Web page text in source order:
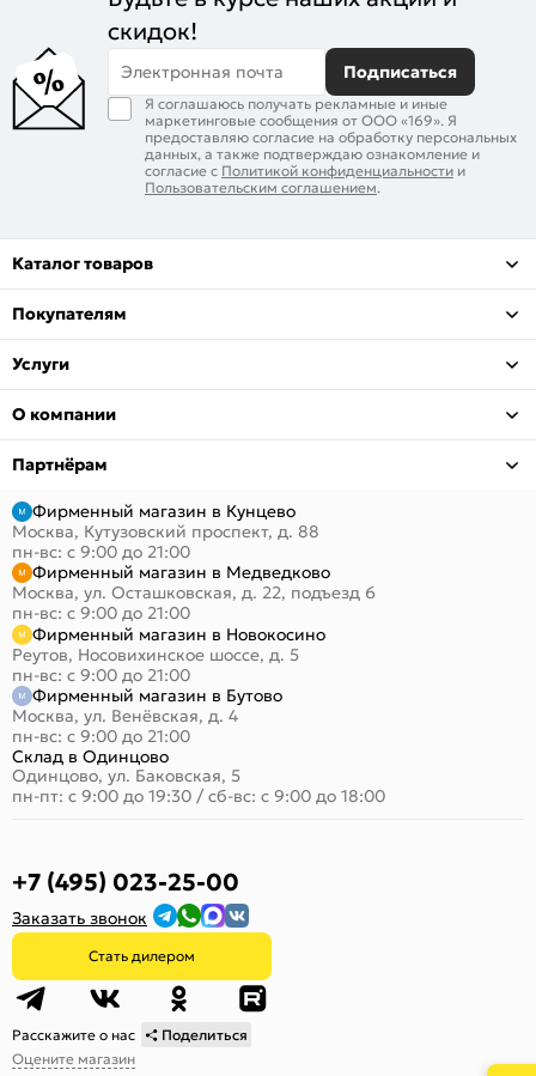
скидок!
Электронная почта Подписаться
Я соглашаюсь получать рекламные и иные
маркетинговые сообщения от ООО «169». Я
предоставляю согласие на обработку персональных
данных, а также подтверждаю ознакомление и
согласие с Политикой конфиденциальности и
Пользовательским соглашением.
Каталог товаров
Покупателям
Услуги
О компании
Партнёрам
Фирменный магазин в Кунцево
Москва, Кутузовский проспект, д. 88
пн-вс: с 9:00 до 21:00
Фирменный магазин в Медведково
Москва, ул. Осташковская, д. 22, подъезд 6
пн-вс: с 9:00 до 21:00
Фирменный магазин в Новокосино
Реутов, Носовихинское шоссе, д. 5
пн-вс: с 9:00 до 21:00
Фирменный магазин в Бутово
Москва, ул. Венёвская, д. 4
пн-вс: с 9:00 до 21:00
Склад в Одинцово
Одинцово, ул. Баковская, 5
пн-пт: с 9:00 до 19:30 / сб-вс: с 9:00 до 18:00
+7 (495) 023-25-00
Заказать звонок
Стать дилером
Расскажите о нас
Поделиться
Оцените магазин